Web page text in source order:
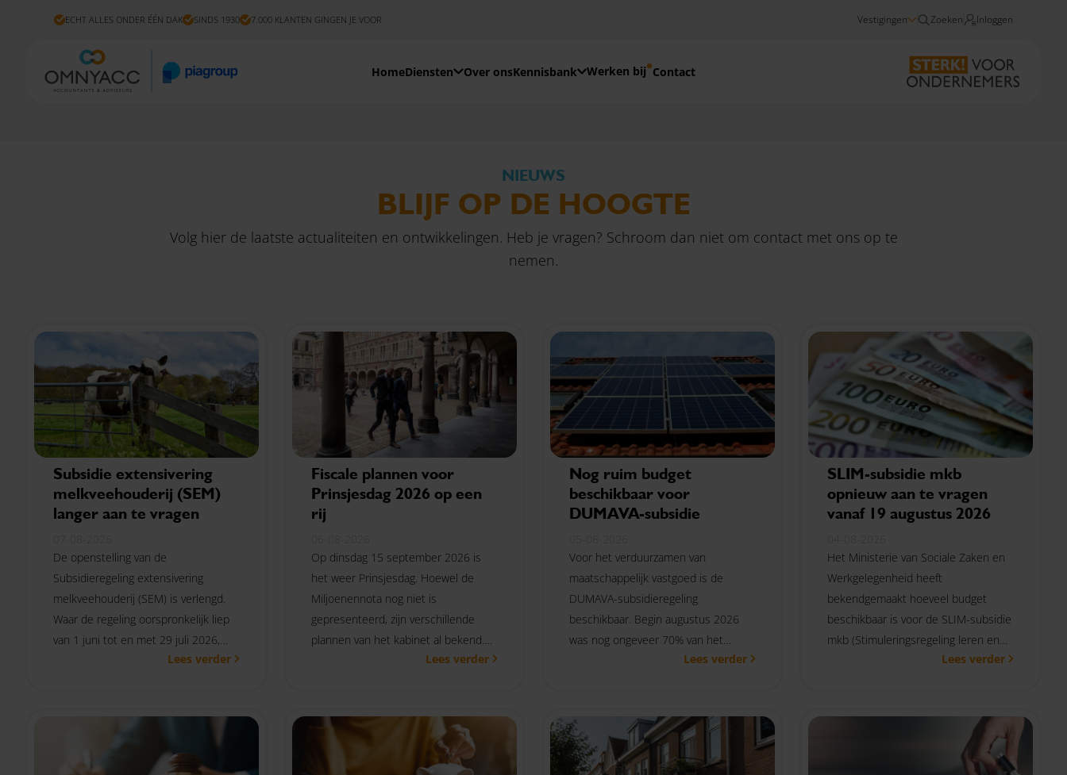
ECHT ALLES ONDER ÉÉN DAK SINDS 1930 7.000 KLANTEN GINGEN JE VOOR Vestigingen Zoeken Inloggen
HomeDiensten Over onsKennisbank Werken bij Contact
Nieuws
NIEUWS
BLIJF OP DE HOOGTE
Volg hier de laatste actualiteiten en ontwikkelingen. Heb je vragen? Schroom dan niet om contactmet ons op te
nemen.
Subsidie extensivering
melkveehouderij (SEM)
langer aan te vragen
De openstelling van de
Subsidieregeling extensivering
melkveehouderij (SEM) is verlengd.
Waar de regeling oorspronkelijk liep
van 1 juni tot en met 29 juli 2026,
kunnen melkveehouders de subsidie
Lees verder
Fiscale plannen voor
Prinsjesdag 2026 op een
rij
Op dinsdag 15 september 2026 is
het weer Prinsjesdag. Hoewel de
Miljoenennota nog niet is
gepresenteerd, zijn verschillende
plannen van het kabinet al bekend.
Hieronder lees je welke fiscale
Lees verder
Nog ruim budget
beschikbaar voor
DUMAVA-subsidie
Voor het verduurzamen van
maatschappelijk vastgoed is de
DUMAVA-subsidieregeling
beschikbaar. Begin augustus 2026
was nog ongeveer 70% van het
beschikbare subsidiebudgetLees verder
SLIM-subsidie mkb
opnieuw aan te vragen
vanaf 19 augustus 2026
Het Ministerie van Sociale Zaken en
Werkgelegenheid heeft
bekendgemaakt hoeveel budget
beschikbaar is voor de SLIM-subsidie
mkb (Stimuleringsregeling leren en
ontwikkelen in mkb-ondernemingen)
subsidie aanvragen van 19 augustus
Lees verder